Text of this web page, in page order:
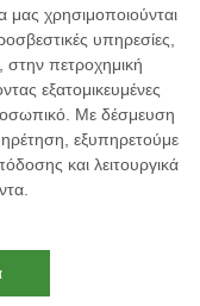
μας χρησιμοποιούνται
υπηρεσίες,
στην πετροχημική
εξατομικευμένες
Με δέσμευση
εξυπηρετούμε
και λειτουργικά